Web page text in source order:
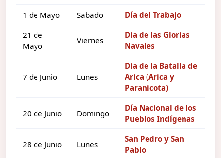
1 de Mayo Sabado Día del Trabajo
21 de
Mayo
Viernes
Día de las Glorias
Navales
7 de Junio Lunes
Día de la Batalla de
Arica (Arica y
Paranicota)
20 de Junio Domingo
Día Nacional de los
Pueblos Indígenas
28 de Junio Lunes
San Pedro y San
Pablo